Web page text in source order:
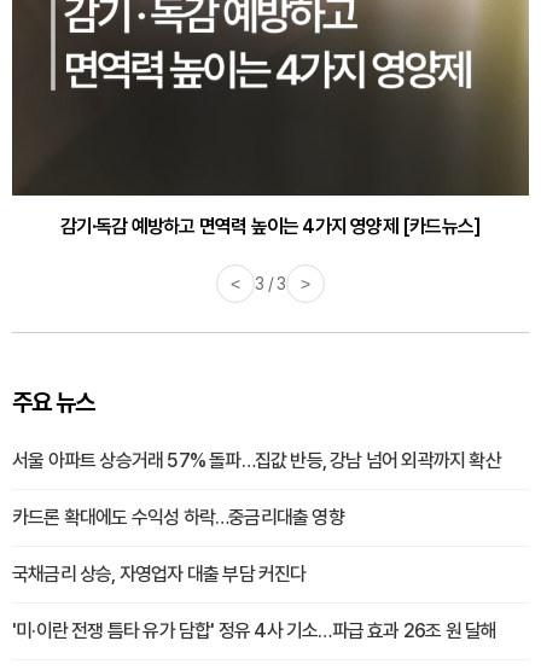
감기·독감 예방하고 면역력 높이는 4가지 영양제 [카드뉴스]
< 3 / 3 >
주요 뉴스
서울 아파트 상승거래 57% 돌파…집값 반등, 강남 넘어 외곽까지 확산
카드론 확대에도 수익성 하락…중금리대출 영향
국채금리 상승, 자영업자 대출 부담 커진다
'미·이란 전쟁 틈타 유가 담합' 정유 4사 기소…파급 효과 26조 원 달해